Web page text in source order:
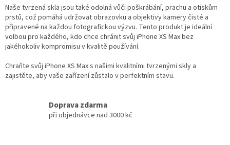
p
i
s
u
Naše tvrzená skla jsou také odolná vůči poškrábání, prachu a otiskům
prstů, což pomáhá udržovat obrazovku a objektivy kamery čisté a
připravené na každou fotografickou výzvu. Tento produkt je ideální
volbou pro každého, kdo chce chránit svůj iPhone XS Max bez
jakéhokoliv kompromisu v kvalitě používání.
Chraňte svůj iPhone XS Max s našimi kvalitními tvrzenými skly a
zajistěte, aby vaše zařízení zůstalo v perfektním stavu.
Doprava zdarma
při objednávce nad 3000 kč